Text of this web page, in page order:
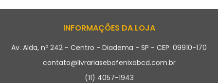
INFORMAÇÕES DA LOJA
Av. Alda, nº 242 - Centro - Diadema - SP - CEP: 09910-170
contato@livrariasebofenixabcd.com.br
(11) 4057-1943